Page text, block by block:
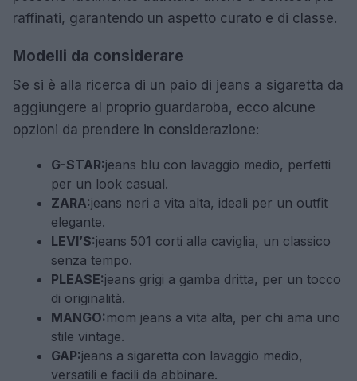
raffinati, garantendo un aspetto curato e di classe.
Modelli da considerare
Se si è alla ricerca di un paio di jeans a sigaretta da
aggiungere al proprio guardaroba, ecco alcune
opzioni da prendere in considerazione:
G-STAR:jeans blu con lavaggio medio, perfetti
per un look casual.
ZARA:jeans neri a vita alta, ideali per un outfit
elegante.
LEVI’S:jeans 501 corti alla caviglia, un classico
senza tempo.
PLEASE:jeans grigi a gamba dritta, per un tocco
di originalità.
MANGO: mom jeans a vita alta, per chi ama uno
stile vintage.
GAP:jeans a sigaretta con lavaggio medio,
versatili e facili da abbinare.